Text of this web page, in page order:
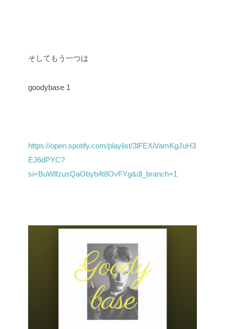
そしてもう一つは
goodybase 1
https://open.spotify.com/playlist/3lFEXiVamKgJuH3
EJ6dPYC?
si=BuWlfzusQaObyb4t8OvFYg&dl_branch=1